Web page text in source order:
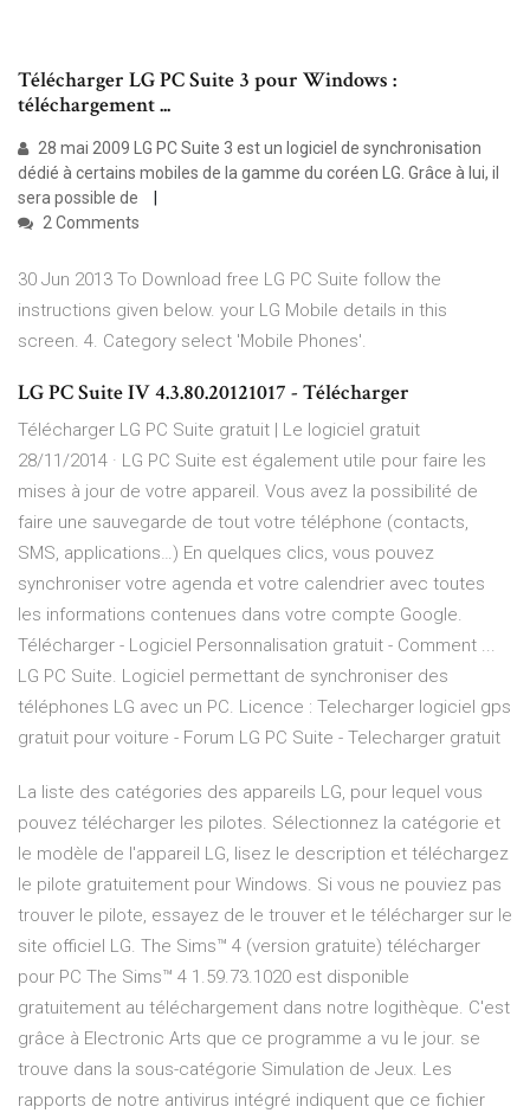
Télécharger LG PC Suite 3 pour Windows :
téléchargement ...
28 mai 2009 LG PC Suite 3 est un logiciel de synchronisation
dédié à certains mobiles de la gamme du coréen LG. Grâce à lui, il
sera possible de
2 Comments
30 Jun 2013 To Download free LG PC Suite follow the
instructions given below. your LG Mobile details in this
screen. 4. Category select 'Mobile Phones'.
LG PC Suite IV 4.3.80.20121017 - Télécharger
Télécharger LG PC Suite gratuit | Le logiciel gratuit
28/11/2014 · LG PC Suite est également utile pour faire les
mises à jour de votre appareil. Vous avez la possibilité de
faire une sauvegarde de tout votre téléphone (contacts,
SMS, applications…) En quelques clics, vous pouvez
synchroniser votre agenda et votre calendrier avec toutes
les informations contenues dans votre compte Google.
Télécharger - Logiciel Personnalisation gratuit - Comment ...
LG PC Suite. Logiciel permettant de synchroniser des
téléphones LG avec un PC. Licence : Telecharger logiciel gps
gratuit pour voiture - Forum LG PC Suite - Telecharger gratuit
La liste des catégories des appareils LG, pour lequel vous
pouvez télécharger les pilotes. Sélectionnez la catégorie et
le modèle de l'appareil LG, lisez le description et téléchargez
le pilote gratuitement pour Windows. Si vous ne pouviez pas
trouver le pilote, essayez de le trouver et le télécharger sur le
site officiel LG. The Sims™ 4 (version gratuite) télécharger
pour PC The Sims™ 4 1.59.73.1020 est disponible
gratuitement au téléchargement dans notre logithèque. C'est
grâce à Electronic Arts que ce programme a vu le jour. se
trouve dans la sous-catégorie Simulation de Jeux. Les
rapports de notre antivirus intégré indiquent que ce fichier